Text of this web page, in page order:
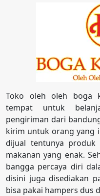
Toko oleh oleh boga
tempat untuk
pengiriman dari
kirim untuk orang yang
dijual tentunya produk
makanan yang enak.
bangga percaya diri
disini juga disediakan
bisa pakai hampers dus